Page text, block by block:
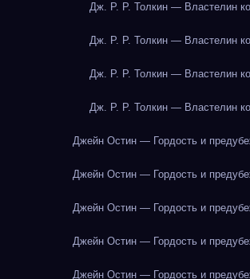
Дж. Р. Р. Толкин — Властелин
Дж. Р. Р. Толкин — Властелин
Дж. Р. Р. Толкин — Властелин
Дж. Р. Р. Толкин — Властелин
Джейн Остин — Гордость и
Джейн Остин — Гордость и
Джейн Остин — Гордость и
Джейн Остин — Гордость и
Джейн Остин — Гордость и